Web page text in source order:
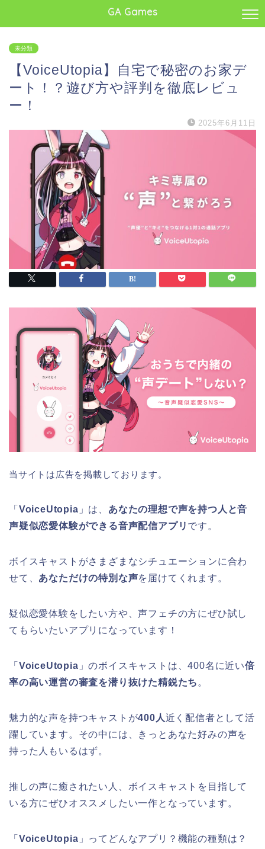
GA Games
未分類
【VoiceUtopia】自宅で秘密のお家デ
ート！？遊び方や評判を徹底レビュ
ー！
2025年6月11日
当サイトは広告を掲載しております。
「 VoiceUtopia 」は、 あなたの理想で声を持つ人と音
声疑似恋愛体験ができる音声配信アプリ です。
ボイスキャストがさまざまなシチュエーションに合わ
せて、 あなただけの特別な声を届けてくれます。
疑似恋愛体験をしたい方や、声フェチの方にぜひ試し
てもらいたいアプリになっています！
「 VoiceUtopia 」のボイスキャストは、400名に近い倍
率の高い運営の審査を潜り抜けた精鋭たち 。
魅力的な声を持つキャストが400人近く配信者として活
躍しています。その中には、きっとあなた好みの声を
持った人もいるはず。
推しの声に癒されたい人、ボイスキャストを目指して
いる方にぜひオススメしたい一作となっています。
「 VoiceUtopia 」ってどんなアプリ？機能の種類は？